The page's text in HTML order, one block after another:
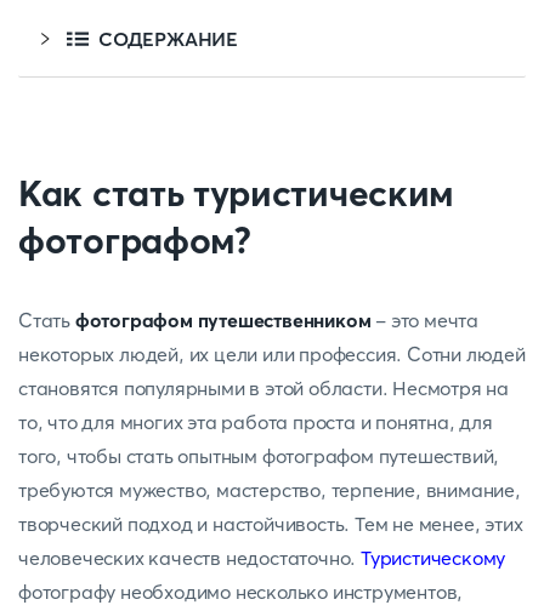
СОДЕРЖАНИЕ
Как стать туристическим
фотографом?
Стать фотографом путешественником - это мечта
некоторых людей, их цели или профессия. Сотни людей
становятся популярными в этой области. Несмотря на
то, что для многих эта работа проста и понятна, для
того, чтобы стать опытным фотографом путешествий,
требуются мужество, мастерство, терпение, внимание,
творческий подход и настойчивость. Тем не менее, этих
человеческих качеств недостаточно.Туристическому
фотографу необходимо несколько инструментов,